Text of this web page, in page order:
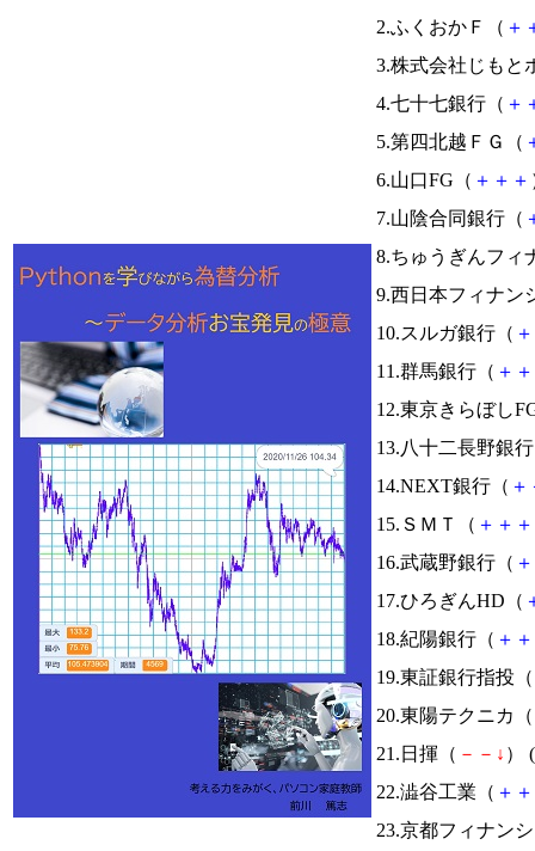
2.ふくおかＦ（ ＋
3.株式会社じもと
4.七十七銀行（ ＋
5.第四北越ＦＧ（
6.山口FG（ ＋ ＋ ＋
7.山陰合同銀行（
8.ちゅうぎんフィ
9.西日本フィナン
10.スルガ銀行（ ＋
11.群馬銀行（ ＋ ＋
12.東京きらぼし
13.八十二長野銀
14.NEXT銀行（ ＋
15.ＳＭＴ（ ＋ ＋ ＋
16.武蔵野銀行（ ＋
17.ひろぎんHD（
18.紀陽銀行（ ＋ ＋
19.東証銀行指投（
20.東陽テクニカ（
21.日揮（ － － ↓ ） (
22.澁谷工業（ ＋ ＋
23.京都フィナン